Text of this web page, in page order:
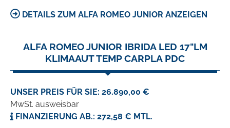
DETAILS ZUM ALFA ROMEO JUNIOR ANZEIGEN
ALFA ROMEO JUNIOR IBRIDA LED 17"LM
KLIMAAUT TEMP CARPLA PDC
UNSER PREIS FÜR SIE: 26.890,00 €
MwSt. ausweisbar
FINANZIERUNG AB.: 272,58 € MTL.